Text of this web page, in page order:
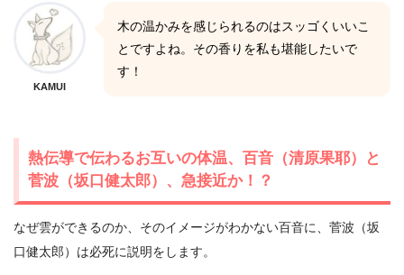
KAMUI
木の温かみを感じられるのはスッゴくいいこ
とですよね。その香りを私も堪能したいで
す！
熱伝導で伝わるお互いの体温、百音（清原果耶）と
菅波（坂口健太郎）、急接近か！？
なぜ雲ができるのか、そのイメージがわかない百音に、菅波（坂
口健太郎）は必死に説明をします。